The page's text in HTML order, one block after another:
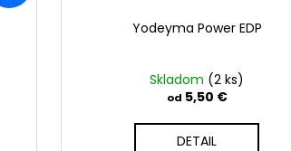
Yodeyma Power EDP
Skladom (2 ks)
od 5,50 €
DETAIL